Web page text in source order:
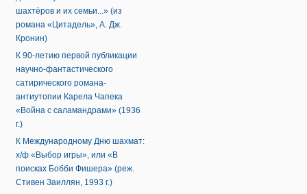
шахтёров и их семьи...» (из
романа «Цитадель», А. Дж.
Кронин)
К 90-летию первой публикации
научно-фантастического
сатирического романа-
антиутопии Карела Чапека
«Война с саламандрами» (1936
г.)
К Международному Дню шахмат:
х/ф «Выбор игры», или «В
поисках Бобби Фишера» (реж.
Стивен Заиллян, 1993 г.)